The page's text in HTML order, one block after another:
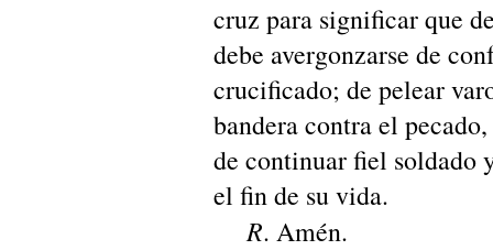
cruz para significar que
debe avergonzarse de
crucificado; de pelear
bandera contra el
de continuar fiel soldado
el fin de su vida.
R. Amén.